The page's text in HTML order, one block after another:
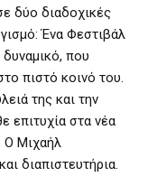
δύο διαδοχικές
Ένα Φεστιβάλ
που
πιστό κοινό του.
της και την
επιτυχία στα νέα
Ο Μιχαήλ
διαπιστευτήρια.